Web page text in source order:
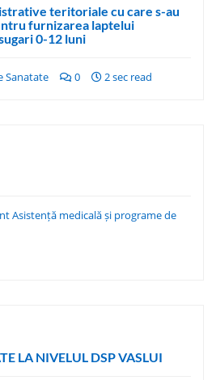
teritoriale cu care s-au
furnizarea laptelui
0-12 luni
Sanatate 0 2 sec read
Asistență medicală și programe de
LA NIVELUL DSP VASLUI